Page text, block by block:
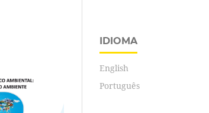
IDIOMA
English
Português